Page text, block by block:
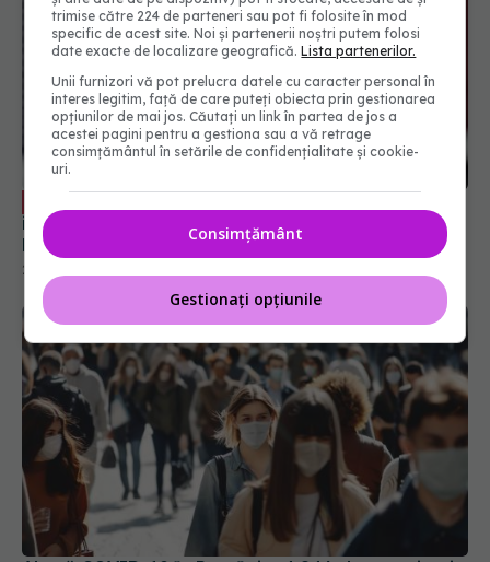
infecții, nociv pentru sănătate. Anca Crupariu:
Efect dramatic
21 noi 2023, 18:11
trimise către 224 de parteneri sau pot fi folosite în mod
specific de acest site. Noi și partenerii noștri putem folosi
date exacte de localizare geografică.Lista partenerilor.
Unii furnizori vă pot prelucra datele cu caracter personal în
interes legitim, față de care puteți obiecta prin gestionarea
opțiunilor de mai jos. Căutați un link în partea de jos a
acestei pagini pentru a gestiona sau a vă retrage
consimțământul în setările de confidențialitate și cookie-
uri.
Consimțământ
Gestionați opțiunile